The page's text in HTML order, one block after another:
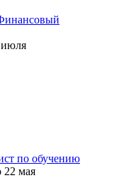
июля
по обучению
22 мая